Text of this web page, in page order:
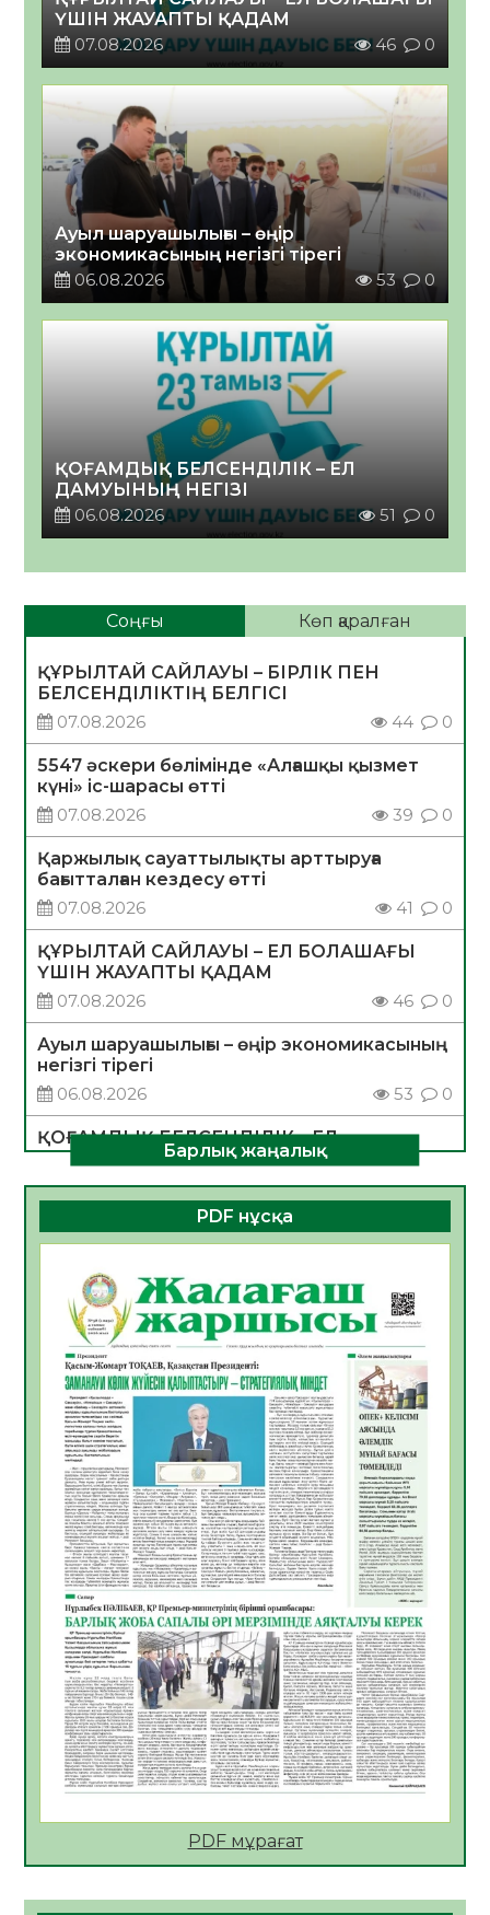
ҮШІН ЖАУАПТЫ ҚАДАМ
07.08.2026
46 0
Ауыл шаруашылығы – өңір
экономикасының негізгі тірегі
06.08.2026
53 0
ҚОҒАМДЫҚ БЕЛСЕНДІЛІК – ЕЛ
ДАМУЫНЫҢ НЕГІЗІ
06.08.2026
51 0
Соңғы Көп қаралған
ҚҰРЫЛТАЙ САЙЛАУЫ – БІРЛІК ПЕН
БЕЛСЕНДІЛІКТІҢ БЕЛГІСІ
07.08.2026
44 0
5547 әскери бөлімінде «Алғашқы қызмет
күні» іс-шарасы өтті
07.08.2026
39 0
Қаржылық сауаттылықты арттыруға
бағытталған кездесу өтті
07.08.2026
41 0
ҚҰРЫЛТАЙ САЙЛАУЫ – ЕЛ БОЛАШАҒЫ
ҮШІН ЖАУАПТЫ ҚАДАМ
07.08.2026
46 0
Ауыл шаруашылығы – өңір экономикасының
негізгі тірегі
06.08.2026
53 0
ҚОҒАМДЫҚ БЕЛСЕНДІЛІК – ЕЛ
ДАМУЫНЫҢ НЕГІЗІ
06.08.2026
51 0
ҚҰРЫЛТАЙ САЙЛАУЫ – БОЛАШАҚҚА
БАСТАР ЖАУАПТЫ ТАҢДАУ
06.08.2026
Инфекциялық ауруларға қарсы иммундау
жұмыстарының тиімділігі
06.08.2026
55
Көкжөтел ауруы туралы
06.08.2026
53
АПВ вакцинасы туралы мәлімет
06.08.2026
52
Open Air: Қызылорда облысы полиция
департаменті 20 мыңнан астам
көрерменнің қауіпсіздігін қамтамасыз етті
06.08.2026
64
ҚЫЗЫЛОРДАДА «САНАЛЫ ҰРПАҚ –
ЖАРҚЫН БОЛАШАҚ» АТТЫ КЕҢЕЙТІЛГЕН
МӘЖІЛІС ӨТТІ
05.08.2026
65
Қазақстан Орталық Азиядағы көшуге ең
азаматтың міндеті
Барлық жаңалық
PDF нұсқа
PDF мұрағат